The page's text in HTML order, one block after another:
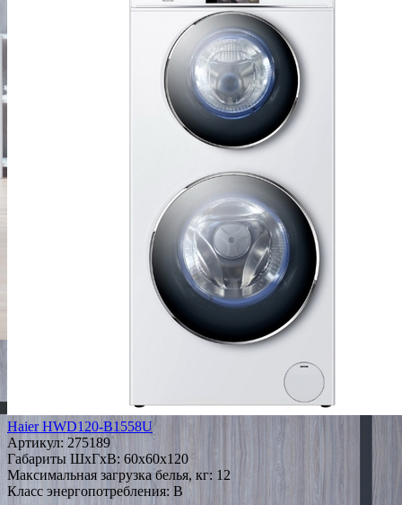
Haier HWD120-B1558U
Артикул: 275189
Габариты ШxГxВ: 60x60x120
Максимальная загрузка белья, кг: 12
Класс энергопотребления: B